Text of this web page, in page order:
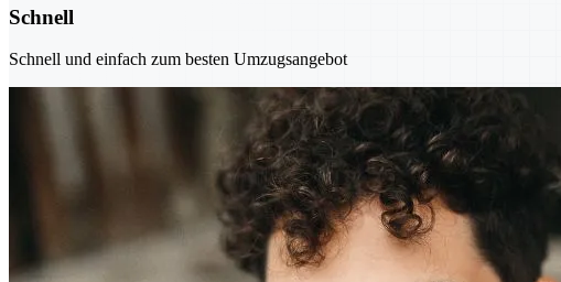
Schnell
Schnell und einfach zum besten Umzugsangebot